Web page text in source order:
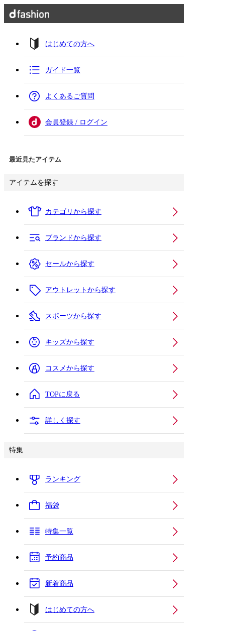
はじめての方へ
ガイド一覧
よくあるご質問
会員登録 / ログイン
最近見たアイテム
アイテムを探す
カテゴリから探す
ブランドから探す
セールから探す
アウトレットから探す
スポーツから探す
キッズから探す
コスメから探す
TOPに戻る
詳しく探す
特集
ランキング
福袋
特集一覧
予約商品
新着商品
はじめての方へ